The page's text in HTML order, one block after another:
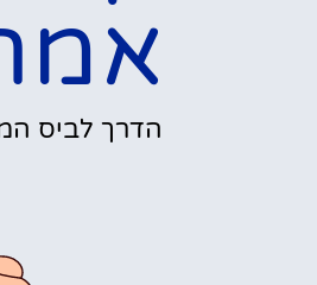
הדרך לביס